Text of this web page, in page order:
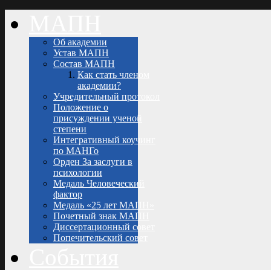
Об академии
Устав МАПН
Состав МАПН
Как стать членом
академии?
Учредительный протокол
Положение о
присуждении ученой
степени
Интегративный коучинг
по МАНГо
Орден За заслуги в
психологии
Медаль Человеческий
фактор
Медаль «25 лет МАПН»
Почетный знак МАПН
Диссертационный совет
Попечительский совет